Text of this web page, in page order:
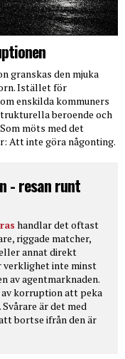
granskas den mjuka
Istället för
enskilda kommuners
beroende och
möts med det
Att inte göra någonting.
- resan runt
handlar det oftast
riggade matcher,
annat direkt
verklighet inte minst
av agentmarknaden.
korruption att peka
är det med
bortse ifrån den är